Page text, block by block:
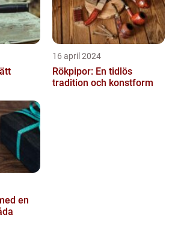
16 april 2024
Rökpipor: En tidlös
tradition och konstform
en